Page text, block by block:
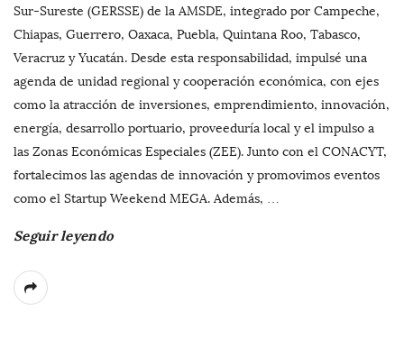
Sur-Sureste (GERSSE) de la AMSDE, integrado por Campeche,
Chiapas, Guerrero, Oaxaca, Puebla, Quintana Roo, Tabasco,
Veracruz y Yucatán. Desde esta responsabilidad, impulsé una
agenda de unidad regional y cooperación económica, con ejes
como la atracción de inversiones, emprendimiento, innovación,
energía, desarrollo portuario, proveeduría local y el impulso a
las Zonas Económicas Especiales (ZEE). Junto con el CONACYT,
fortalecimos las agendas de innovación y promovimos eventos
como el Startup Weekend MEGA. Además, …
Seguir leyendo